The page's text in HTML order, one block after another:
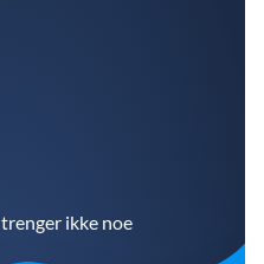
ikke noe